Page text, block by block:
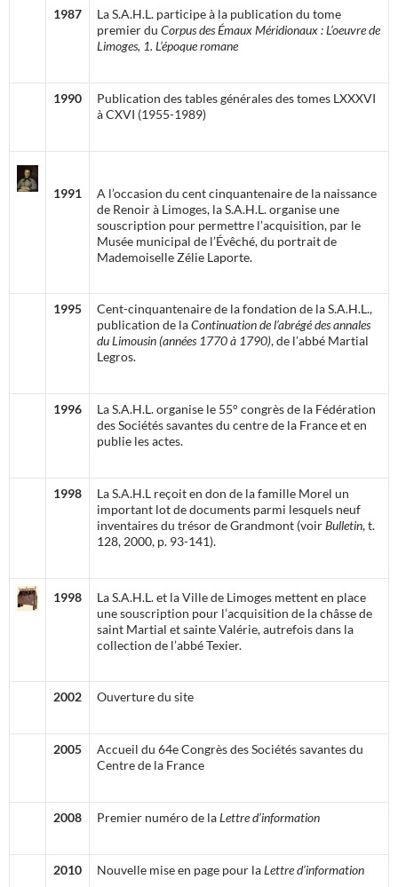
1987
La S.A.H.L. participe à la publication du tome
premier du Corpus des Émaux Méridionaux :L’oeuvre de
Limoges, 1. L’époque romane
1990
Publication des tables générales des tomes LXXXVI
à CXVI (1955-1989)
1991
A l’occasion du cent cinquantenaire de la naissance
de Renoir à Limoges, la S.A.H.L. organise une
souscription pour permettre l’acquisition, par le
Musée municipal de l’Évêché, du portrait de
Mademoiselle Zélie Laporte.
1995
Cent-cinquantenaire de la fondation de la S.A.H.L.,
publication de laContinuation de l’abrégé des annales
du Limousin(années 1770 à 1790), de l’abbé Martial
Legros.
1996
La S.A.H.L. organise le 55° congrès de la Fédération
des Sociétés savantes du centre de la France et en
publie les actes.
1998
La S.A.H.L reçoit en don de la famille Morel un
important lot de documents parmi lesquels neuf
inventaires du trésor de Grandmont (voirBulletin, t.
128, 2000, p. 93-141).
1998
La S.A.H.L. et la Ville de Limoges mettent en place
une souscription pour l’acquisition de la châsse de
saint Martial et sainte Valérie, autrefois dans la
collection de l’abbé Texier.
2002 Ouverture du site
2005
Accueil du 64e Congrès des Sociétés savantes du
Centre de la France
2008 Premier numéro de laLettre d’information
2010 Nouvelle mise en page pour laLettre d’information